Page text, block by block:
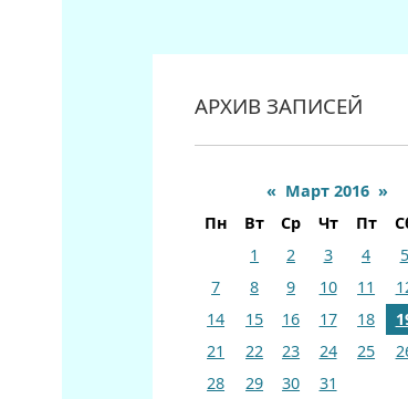
АРХИВ ЗАПИСЕЙ
« Март 2016 »
Пн
Вт Ср Чт Пт
1
2 3 4 5
7
8 9 10 11
14
15 16 17 18
21
22 23 24 25
28
29 30 31